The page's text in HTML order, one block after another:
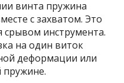
винта пружина
с захватом. Это
срывом инструмента.
на один виток
деформации или